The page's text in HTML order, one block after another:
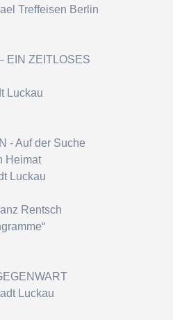
Treffeisen Berlin
EIN ZEITLOSES
Luckau
- Auf der Suche
Heimat
Luckau
Rentsch
Luckau